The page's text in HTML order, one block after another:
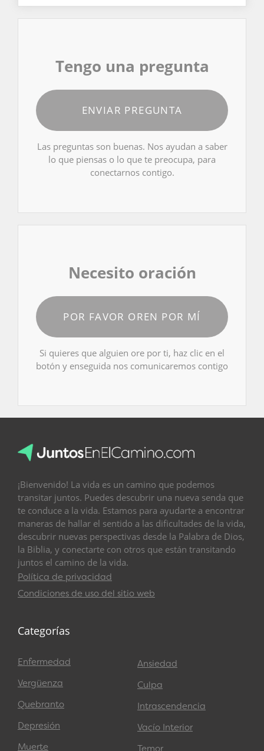
Tengo una pregunta
ENVIAR PREGUNTA
Las preguntas son buenas. Nos ayudan a saber
lo que piensas o lo que te preocupa, para
conectarnos contigo.
Necesito oración
POR FAVOR OREN POR MÍ
Si quieres que alguien ore por ti, haz clic en el
botón y enseguida nos comunicaremos contigo
¡Bienvenido! La vida es un camino que podemos
transitar juntos. Puedes descubrir una nueva senda que
te conduce a la vida. Estamos para ayudarte a encontrar
maneras de hallar el sentido a las dificultades de la vida,
descubrir nuevas perspectivas desde la Palabra de Dios,
la Biblia, y conectarte con otros que están transitando
juntos el camino de la vida.
Política de privacidad
Condiciones de uso del sitio web
Categorías
Enfermedad
Vergüenza
Quebranto
Depresión
Muerte
Ansiedad
Culpa
Intrascendencia
Vacío Interior